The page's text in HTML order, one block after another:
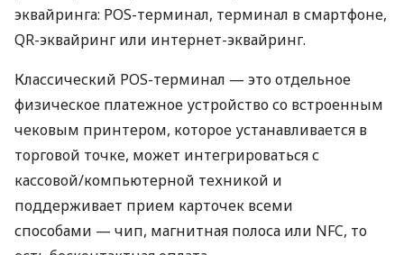
эквайринга: POS-терминал, терминал в смартфоне,
QR-эквайринг или интернет-эквайринг.
Классический POS-терминал — это отдельное
физическое платежное устройство со встроенным
чековым принтером, которое устанавливается в
торговой точке, может интегрироваться с
кассовой/компьютерной техникой и
поддерживает прием карточек всеми
способами — чип, магнитная полоса или NFC, то